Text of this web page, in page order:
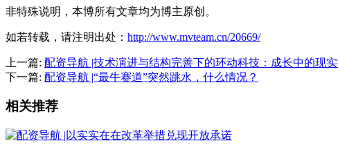
非特殊说明，本博所有文章均为博主原创。
如若转载，请注明出处： http://www.mvteam.cn/20669/
上一篇: 配资导航 |技术演进与结构完善下的环动科技：成长中的现
下一篇: 配资导航 |“最牛赛道”突然跳水，什么情况？
相关推荐